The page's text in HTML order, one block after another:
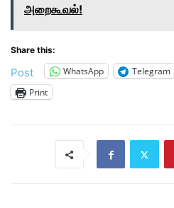
அறைகூவல்!
Share this:
Post WhatsApp Telegram
Print